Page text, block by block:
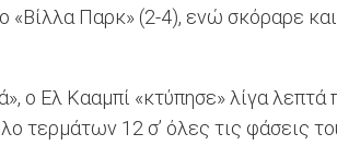
Παρκ» (2-4), ενώ σκόραρε
ο Ελ Κααμπί «κτύπησε» λίγα
τερμάτων 12 σ’ όλες τις φάσεις